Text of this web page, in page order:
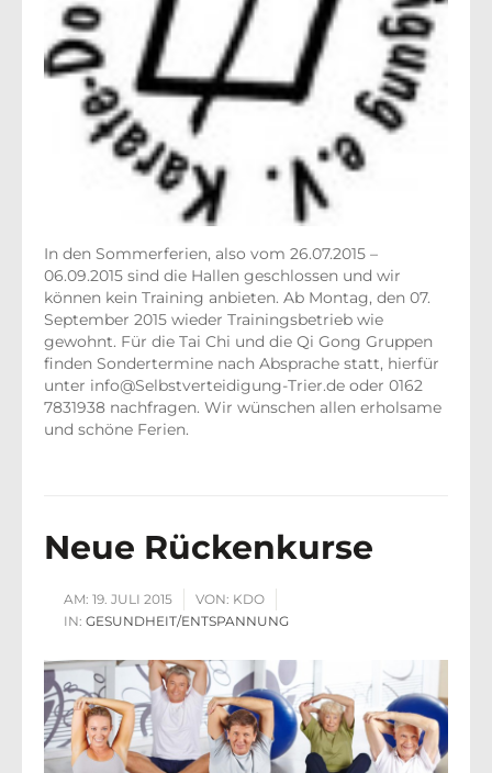
In den Sommerferien, also vom 26.07.2015 –
06.09.2015 sind die Hallen geschlossen und wir
können kein Training anbieten. Ab Montag, den 07.
September 2015 wieder Trainingsbetrieb wie
gewohnt. Für die Tai Chi und die Qi Gong Gruppen
finden Sondertermine nach Absprache statt, hierfür
unter info@Selbstverteidigung-Trier.de oder 0162
7831938 nachfragen. Wir wünschen allen erholsame
und schöne Ferien.
Neue Rückenkurse
AM: 19. JULI 2015 VON: KDO
IN: GESUNDHEIT/ENTSPANNUNG